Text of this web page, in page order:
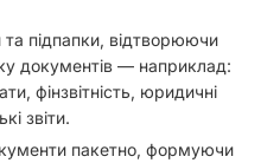
підпапки, відтворюючи
документів — наприклад:
фінзвітність, юридичні
звіти.
пакетно, формуючи